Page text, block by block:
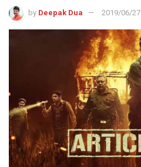
by Deepak Dua 2019/06/27